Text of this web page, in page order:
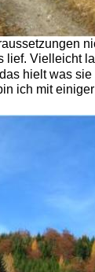
lief. Vielleicht
hielt was
ich mit